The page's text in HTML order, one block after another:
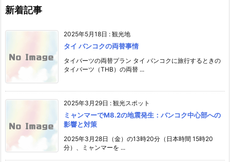
新着記事
2025年5月18日 : 観光地
タイ バンコクの両替事情
タイバーツの両替プラン タイ バンコクに旅行するときの
タイバーツ（THB）の両替 ...
2025年3月29日 : 観光スポット
ミャンマーでM8.2の地震発生：バンコク中心部への
影響と対策
2025年3月28日（金）の13時20分（日本時間 15時20
分）、ミャンマーを ...